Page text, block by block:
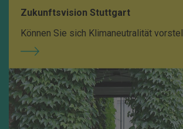
Zukunftsvision Stuttgart
Können Sie sich Klimaneutralität